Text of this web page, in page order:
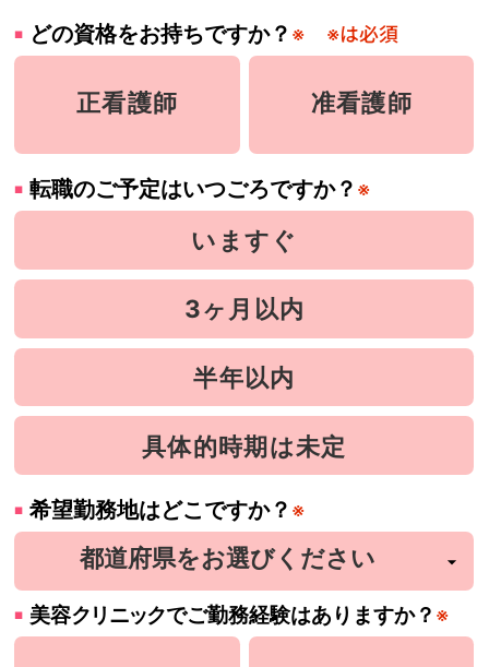
どの資格をお持ちですか？ ※ ※は必須
正看護師 准看護師
転職のご予定はいつごろですか？ ※
いますぐ
3ヶ月以内
半年以内
具体的時期は未定
希望勤務地はどこですか？ ※
美容クリニックでご勤務経験はありますか？ ※